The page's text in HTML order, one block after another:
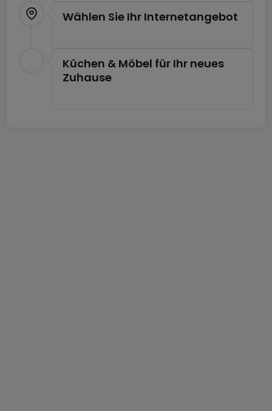
Wählen Sie Ihr Internetangebot
Küchen & Möbel für Ihr neues
Zuhause